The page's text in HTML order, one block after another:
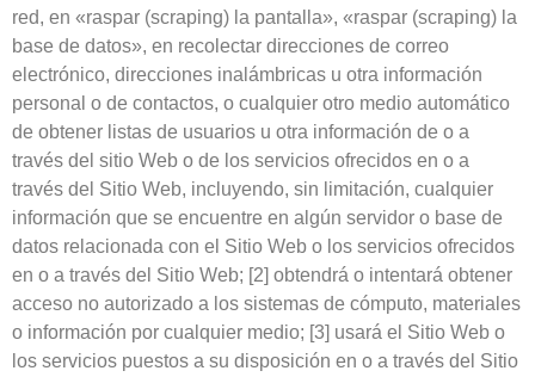
red, en «raspar (scraping) la pantalla», «raspar (scraping) la
base de datos», en recolectar direcciones de correo
electrónico, direcciones inalámbricas u otra información
personal o de contactos, o cualquier otro medio automático
de obtener listas de usuarios u otra información de o a
través del sitio Web o de los servicios ofrecidos en o a
través del Sitio Web, incluyendo, sin limitación, cualquier
información que se encuentre en algún servidor o base de
datos relacionada con el Sitio Web o los servicios ofrecidos
en o a través del Sitio Web; [2] obtendrá o intentará obtener
acceso no autorizado a los sistemas de cómputo, materiales
o información por cualquier medio; [3] usará el Sitio Web o
los servicios puestos a su disposición en o a través del Sitio